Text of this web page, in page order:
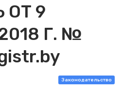
ОТ 9
Г. №
Законодательство